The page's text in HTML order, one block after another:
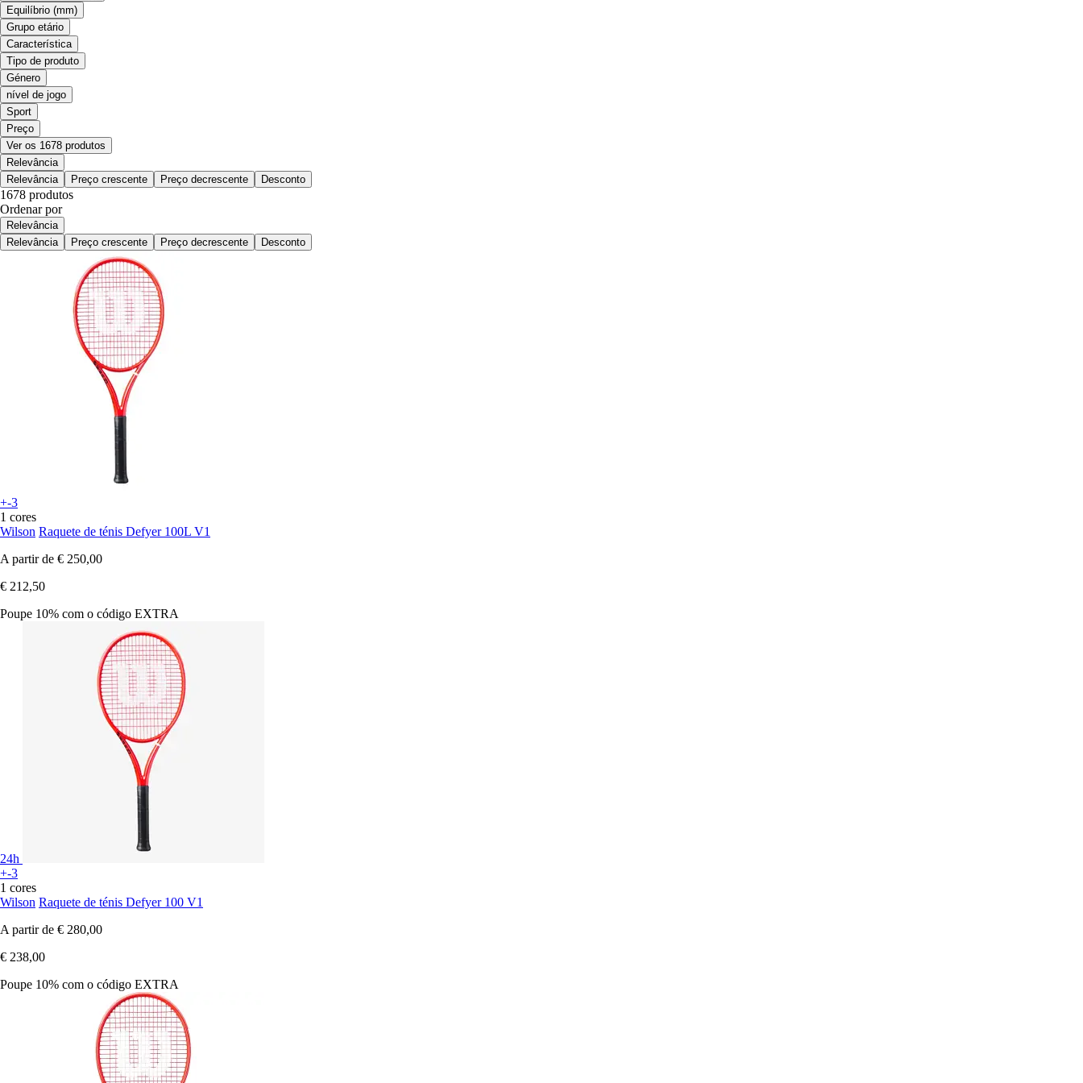
Equilíbrio (mm)
Grupo etário
Característica
Tipo de produto
Género
nível de jogo
Sport
Preço
Ver os 1678 produtos
Relevância
Relevância
Preço crescente Preço decrescente Desconto
1678 produtos
Ordenar por
Relevância
Relevância
Preço crescente Preço decrescente Desconto
+-3
1 cores
Wilson Raquete de ténis Defyer 100L V1
A partir de € 250,00
€ 212,50
Poupe 10% com o código EXTRA
24h
+-3
1 cores
Wilson Raquete de ténis Defyer 100 V1
A partir de € 280,00
€ 238,00
Poupe 10% com o código EXTRA